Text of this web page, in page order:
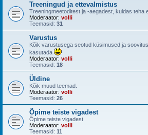
Treeningud ja ettevalmistus
Treeningmeetoditest ja -aegadest, kuidas teha
Moderaator: volli
Teemasid: 31
Varustus
Kõik varustusega seotud küsimused ja
kasutada
Moderaator: volli
Teemasid: 18
Üldine
Kõik muud teemad.
Moderaator: volli
Teemasid: 26
Õpime teiste vigadest
Õpime teiste vigadest
Moderaator: volli
Teemasid: 11